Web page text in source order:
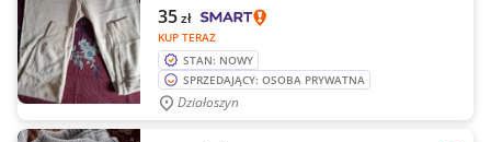
KUP TERAZ
35zł
STAN: NOWY
SPRZEDAJĄCY: OSOBA PRYWATNA
Działoszyn